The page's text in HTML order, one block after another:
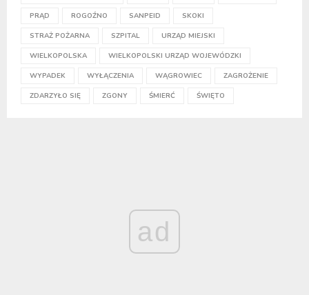
PRĄD ROGOŹNO SANPEID SKOKI
STRAŻ POŻARNA SZPITAL URZĄD MIEJSKI
WIELKOPOLSKA WIELKOPOLSKI URZĄD WOJEWÓDZKI
WYPADEK WYŁĄCZENIA WĄGROWIEC ZAGROŻENIE
ZDARZYŁO SIĘ ZGONY ŚMIERĆ ŚWIĘTO
ad